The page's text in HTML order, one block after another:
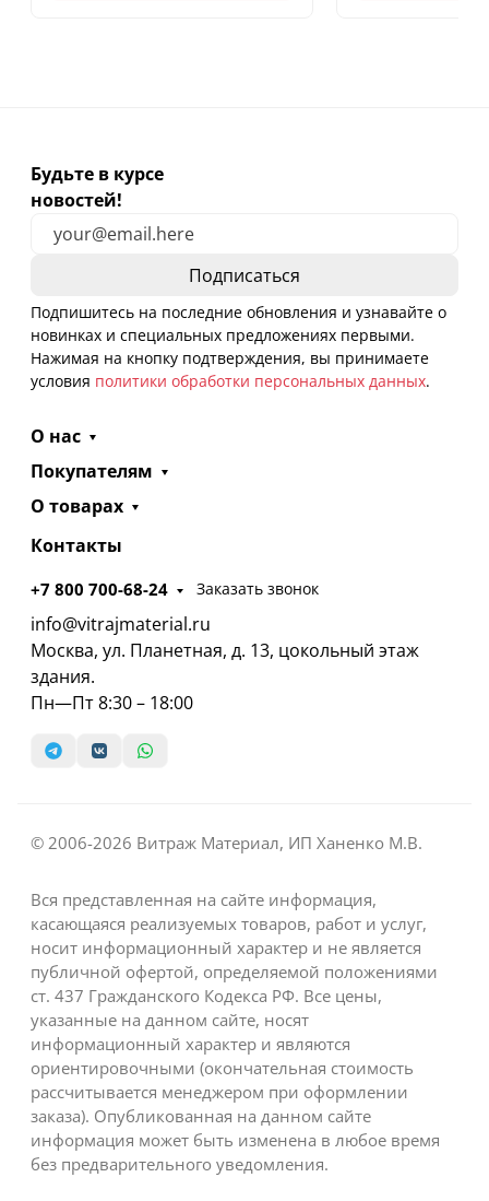
Будьте в курсе
новостей!
Подпишитесь на последние обновления и узнавайте о
новинках и специальных предложениях первыми.
Нажимая на кнопку подтверждения, вы принимаете
условия политики обработки персональных данных.
О нас
Покупателям
О товарах
Контакты
+7 800 700-68-24 Заказать звонок
info@vitrajmaterial.ru
Москва, ул. Планетная, д. 13, цокольный этаж
здания.
Пн—Пт 8:30 – 18:00
© 2006-2026 Витраж Материал, ИП Ханенко М.В.
Вся представленная на сайте информация,
касающаяся реализуемых товаров, работ и услуг,
носит информационный характер и не является
публичной офертой, определяемой положениями
ст. 437 Гражданского Кодекса РФ. Все цены,
указанные на данном сайте, носят
информационный характер и являются
ориентировочными (окончательная стоимость
рассчитывается менеджером при оформлении
заказа). Опубликованная на данном сайте
информация может быть изменена в любое время
без предварительного уведомления.